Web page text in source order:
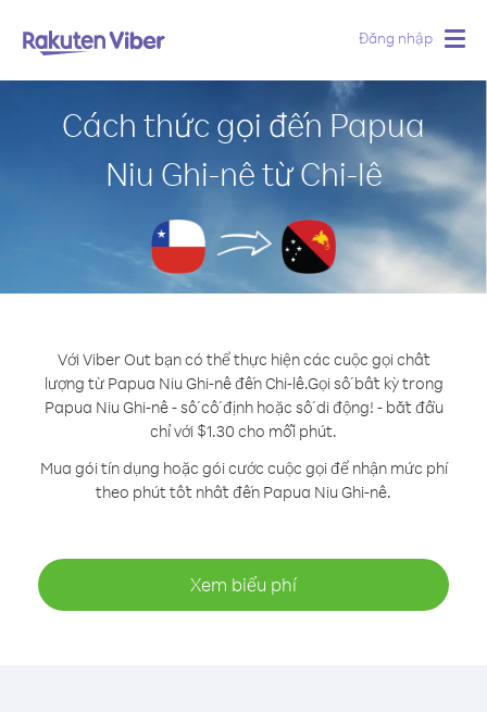
Đăng nhập
Cách thức gọi đến Papua
Niu Ghi-nê từ Chi-lê
Với Viber Out bạn có thể thực hiện các cuộc gọi chất
lượng từ Papua Niu Ghi-nê đến Chi-lê.Gọi số bất kỳ trong
Papua Niu Ghi-nê - số cố định hoặc số di động! - bắt đầu
chỉ với $1.30 cho mỗi phút.
Mua gói tín dụng hoặc gói cước cuộc gọi để nhận mức phí
theo phút tốt nhất đến Papua Niu Ghi-nê.
Xem biểu phí